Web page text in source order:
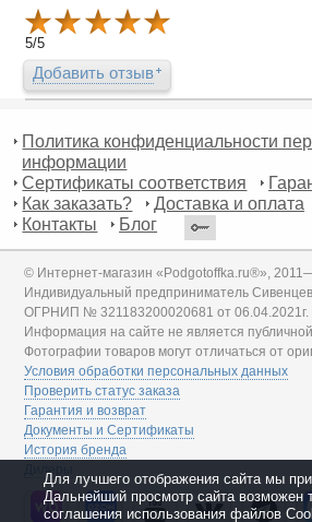
5/5
Добавить отзыв
Политика конфиденциальности
информации
Сертификаты соответствия
Как заказать?
Доставка и оплата
Контакты
Блог
© Интернет-магазин «Podgotoffka.ru®»,
Индивидуальный предприниматель
ОГРНИП № 321183200020681 от 06.04.2021г.
Информация на сайте не является
Фотографии товаров могут отличаться от
Условия обработки персональных данных
Проверить статус заказа
Гарантия и возврат
Документы и Сертификаты
История бренда
Дилеры
Для лучшего отображения сайта мы
Дальнейший просмотр сайта возможен
соглашения использования файлов